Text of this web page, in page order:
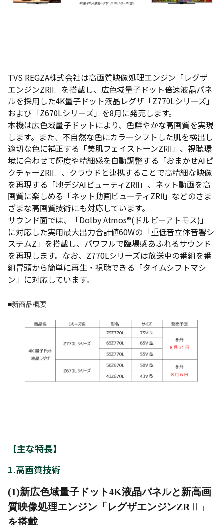
TVS REGZA株式会社は高画質映像処理エンジン「レグザ
エンジンZRⅡ」を搭載し、広色域量子ドット倍速液晶パネ
ルを採用した4K量子ドット液晶レグザ「Z770Lシリーズ」
および「Z670Lシリーズ」を8月に発売します。
本機は広色域量子ドットにより、色鮮やかな高画質を実現
します。また、不自然な色にカラーシフトした肌を検出し
適切な色に補正する「美肌フェイストーンZRⅡ」、視聴環
境に合わせて輝度や精細感を自動調整する「おまかせAIピ
クチャーZRⅡ」、クラウドと連携することで高精細な映像
を再現する「地デジAIビューティZRⅡ」、ネット動画を高
画質に楽しめる「ネット動画ビューティZRⅡ」などのさま
ざまな高画質技術にも対応しています。
サウンド面では、「Dolby Atmos®(ドルビーアトモス)」
に対応した実用最大出力合計値60Wの「重低音立体音響シ
ステムZ」を搭載し、パワフルで臨場感あふれるサウンド
を再現します。なお、Z770Lシリーズは放送中の番組を番
組冒頭から簡単に再生・視聴できる「タイムシフトマシ
ン」に対応しています。
■新商品概要
【主な特長】
1.高画質技術
(1)新広色域量子ドット4K液晶パネルと新高画
質映像処理エンジン「レグザエンジンZR Ⅱ」
を搭載